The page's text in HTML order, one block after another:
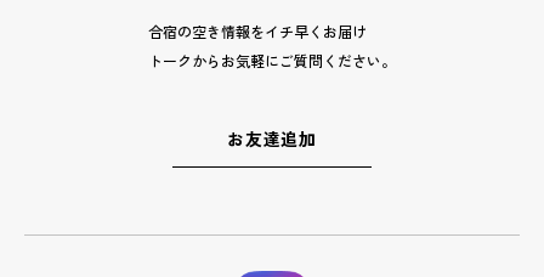
合宿の空き情報をイチ早くお届け
トークからお気軽にご質問ください。
お友達追加